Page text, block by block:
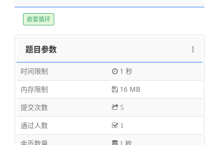
嵌套循环
题目参数
时间限制
1 秒
内存限制
16 MB
提交次数
5
通过人数 1
1 枚